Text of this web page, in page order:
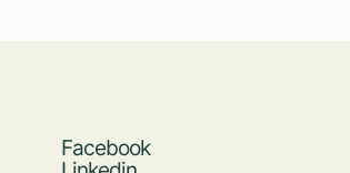
Facebook